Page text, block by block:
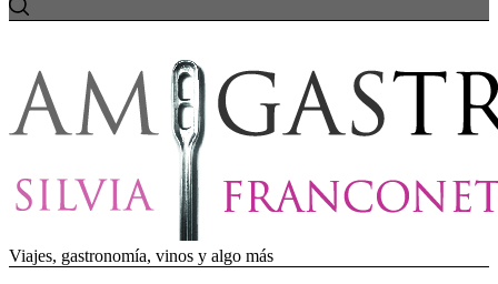
Viajes, gastronomía, vinos y algo más